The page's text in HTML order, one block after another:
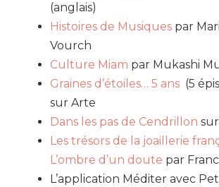
(anglais)
Histoires de Musiques par
Vourch
Culture Miam par Mukashi
Graines d’étoiles… 5 ans (5
sur Arte
Dans les pas de Cendrillon
Les trésors de la joaillerie
L’ombre d’un doute par
L’application Méditer avec